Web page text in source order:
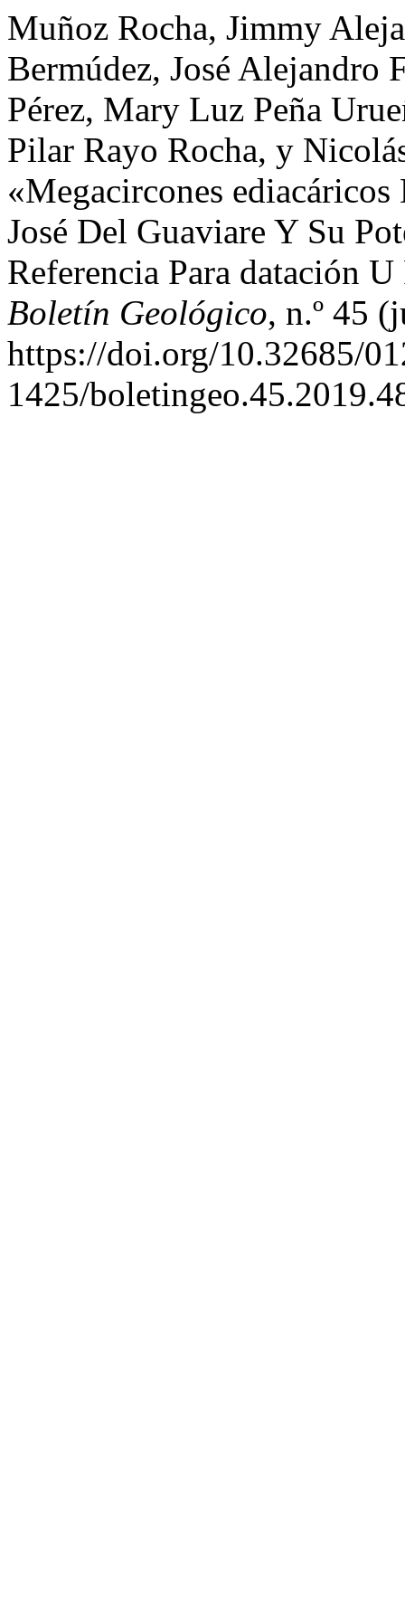
Muñoz Rocha, Jimmy
Bermúdez, José
Pérez, Mary Luz Peña
Pilar Rayo Rocha, y
«Megacircones
José Del Guaviare Y Su
Referencia Para datación
Boletín Geológico, n.º 45
https://doi.org/10.32685/
1425/